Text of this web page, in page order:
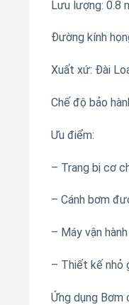
Lưu lượng: 0.8
Đường kính
Xuất xứ: Đài
Chế độ bảo
Ưu điểm:
– Trang bị cơ
– Cánh bơm
– Máy vận
– Thiết kế nhỏ
Ứng dụng Bơm